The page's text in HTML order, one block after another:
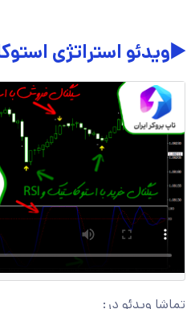
▶️ویدئو استراتژی
تماشا ویدئو در: